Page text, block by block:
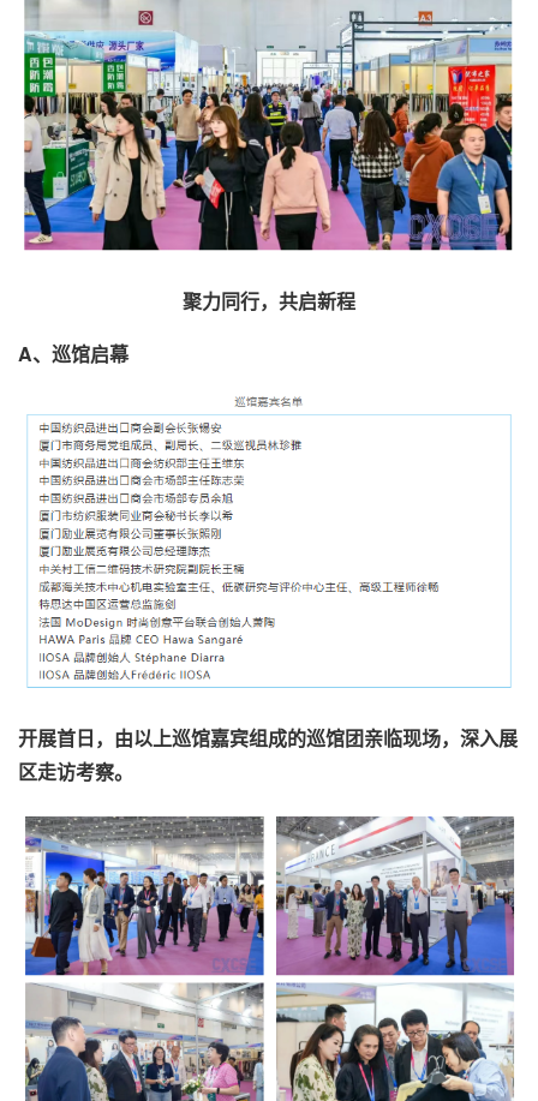
聚力同行，共启新程
A、巡馆启幕
开展首日，由以上巡馆嘉宾组成的巡馆团亲临现场，深入展
区走访考察。